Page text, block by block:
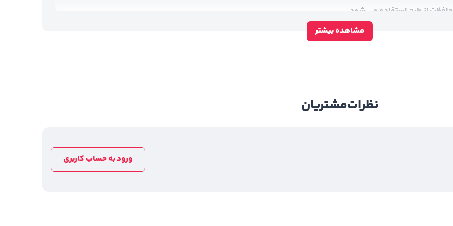
از طرح استفاده می شود.
طلایی و نقره ای در مراکز چاپ به صورت عمده عرضه می شود.
مشاهده بیشتر
نظراتمشتریان
ورود به حساب کاربری